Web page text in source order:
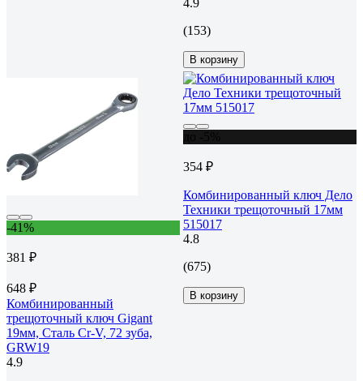
(153)
В корзину
-41%
381 ₽
648 ₽
Комбинированный
трещоточный ключ Gigant
19мм, Сталь Cr-V, 72 зуба,
GRW19
4.9
354 ₽
Комбинированный ключ Дело
Техники трещоточный 17мм
515017
4.8
(675)
В корзину